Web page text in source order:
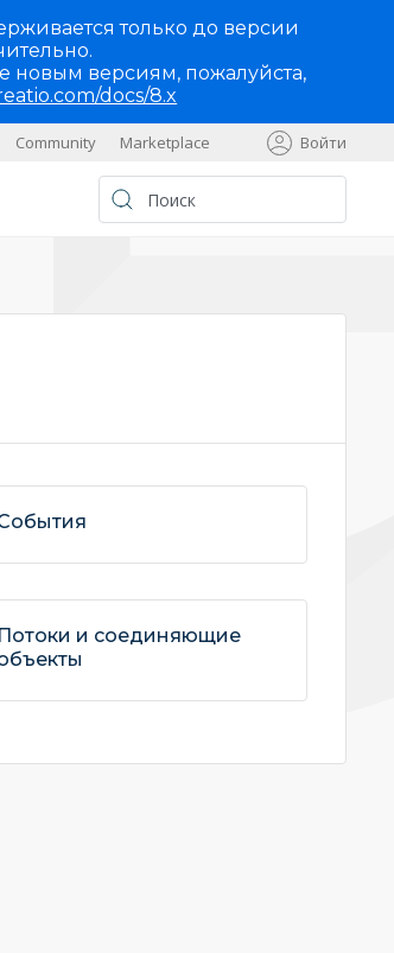
только до версии
новым версиям, пожалуйста,
docs/8.x
Community Marketplace Войти
Потоки и соединяющие